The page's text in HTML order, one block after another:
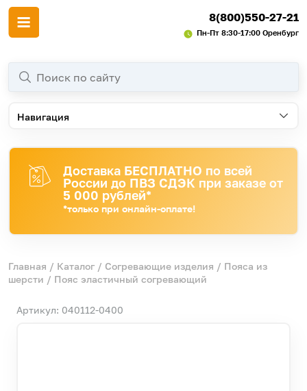
8(800)550-27-21
Пн-Пт 8:30-17:00 Оренбург
Навигация
Доставка БЕСПЛАТНО по всей
России до ПВЗ СДЭК при заказе от
5 000 рублей*
*только при онлайн-оплате!
Главная / Каталог / Согревающие изделия / Пояса из
шерсти / Пояс эластичный согревающий
Артикул: 040112-0400